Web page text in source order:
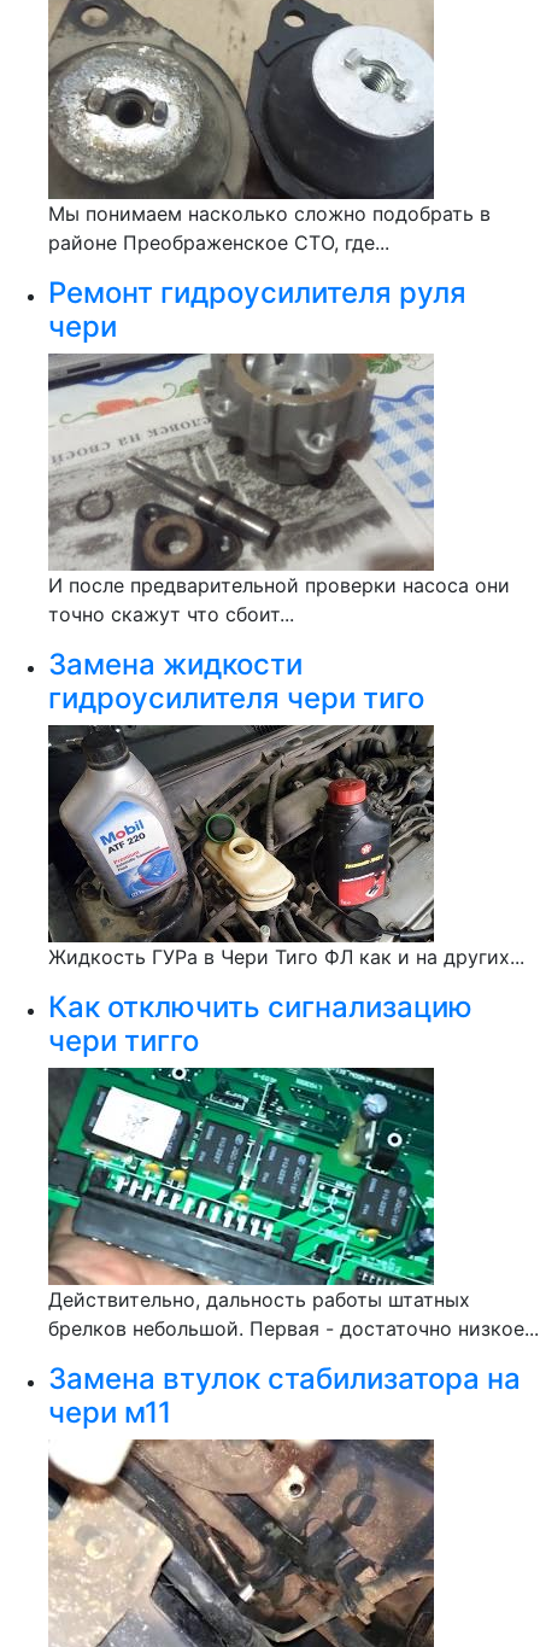
Мы понимаем насколько сложно подобрать в
районе Преображенское СТО, где...
Ремонт гидроусилителя руля
чери
И после предварительной проверки насоса они
точно скажут что сбоит...
Замена жидкости
гидроусилителя чери тиго
Жидкость ГУРа в Чери Тиго ФЛ как и на других...
Как отключить сигнализацию
чери тигго
Действительно, дальность работы штатных
брелков небольшой. Первая - достаточно низкое...
Замена втулок стабилизатора на
чери м11